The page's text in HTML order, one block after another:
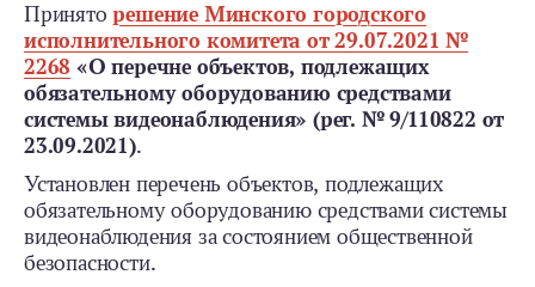
Приняторешение Минского городского
исполнительного комитета от 29.07.2021 №
2268 «О перечне объектов, подлежащих
обязательному оборудованию средствами
системы видеонаблюдения» (рег. № 9/110822 от
23.09.2021).
Установлен перечень объектов, подлежащих
обязательному оборудованию средствами системы
видеонаблюдения за состоянием общественной
безопасности.